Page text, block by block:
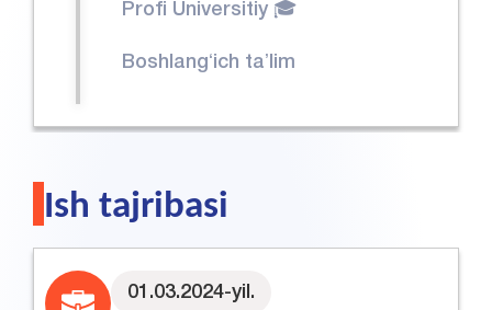
Profi Universitiy 🎓
Boshlangʻich taʼlim
Ish tajribasi
01.03.2024-yil.